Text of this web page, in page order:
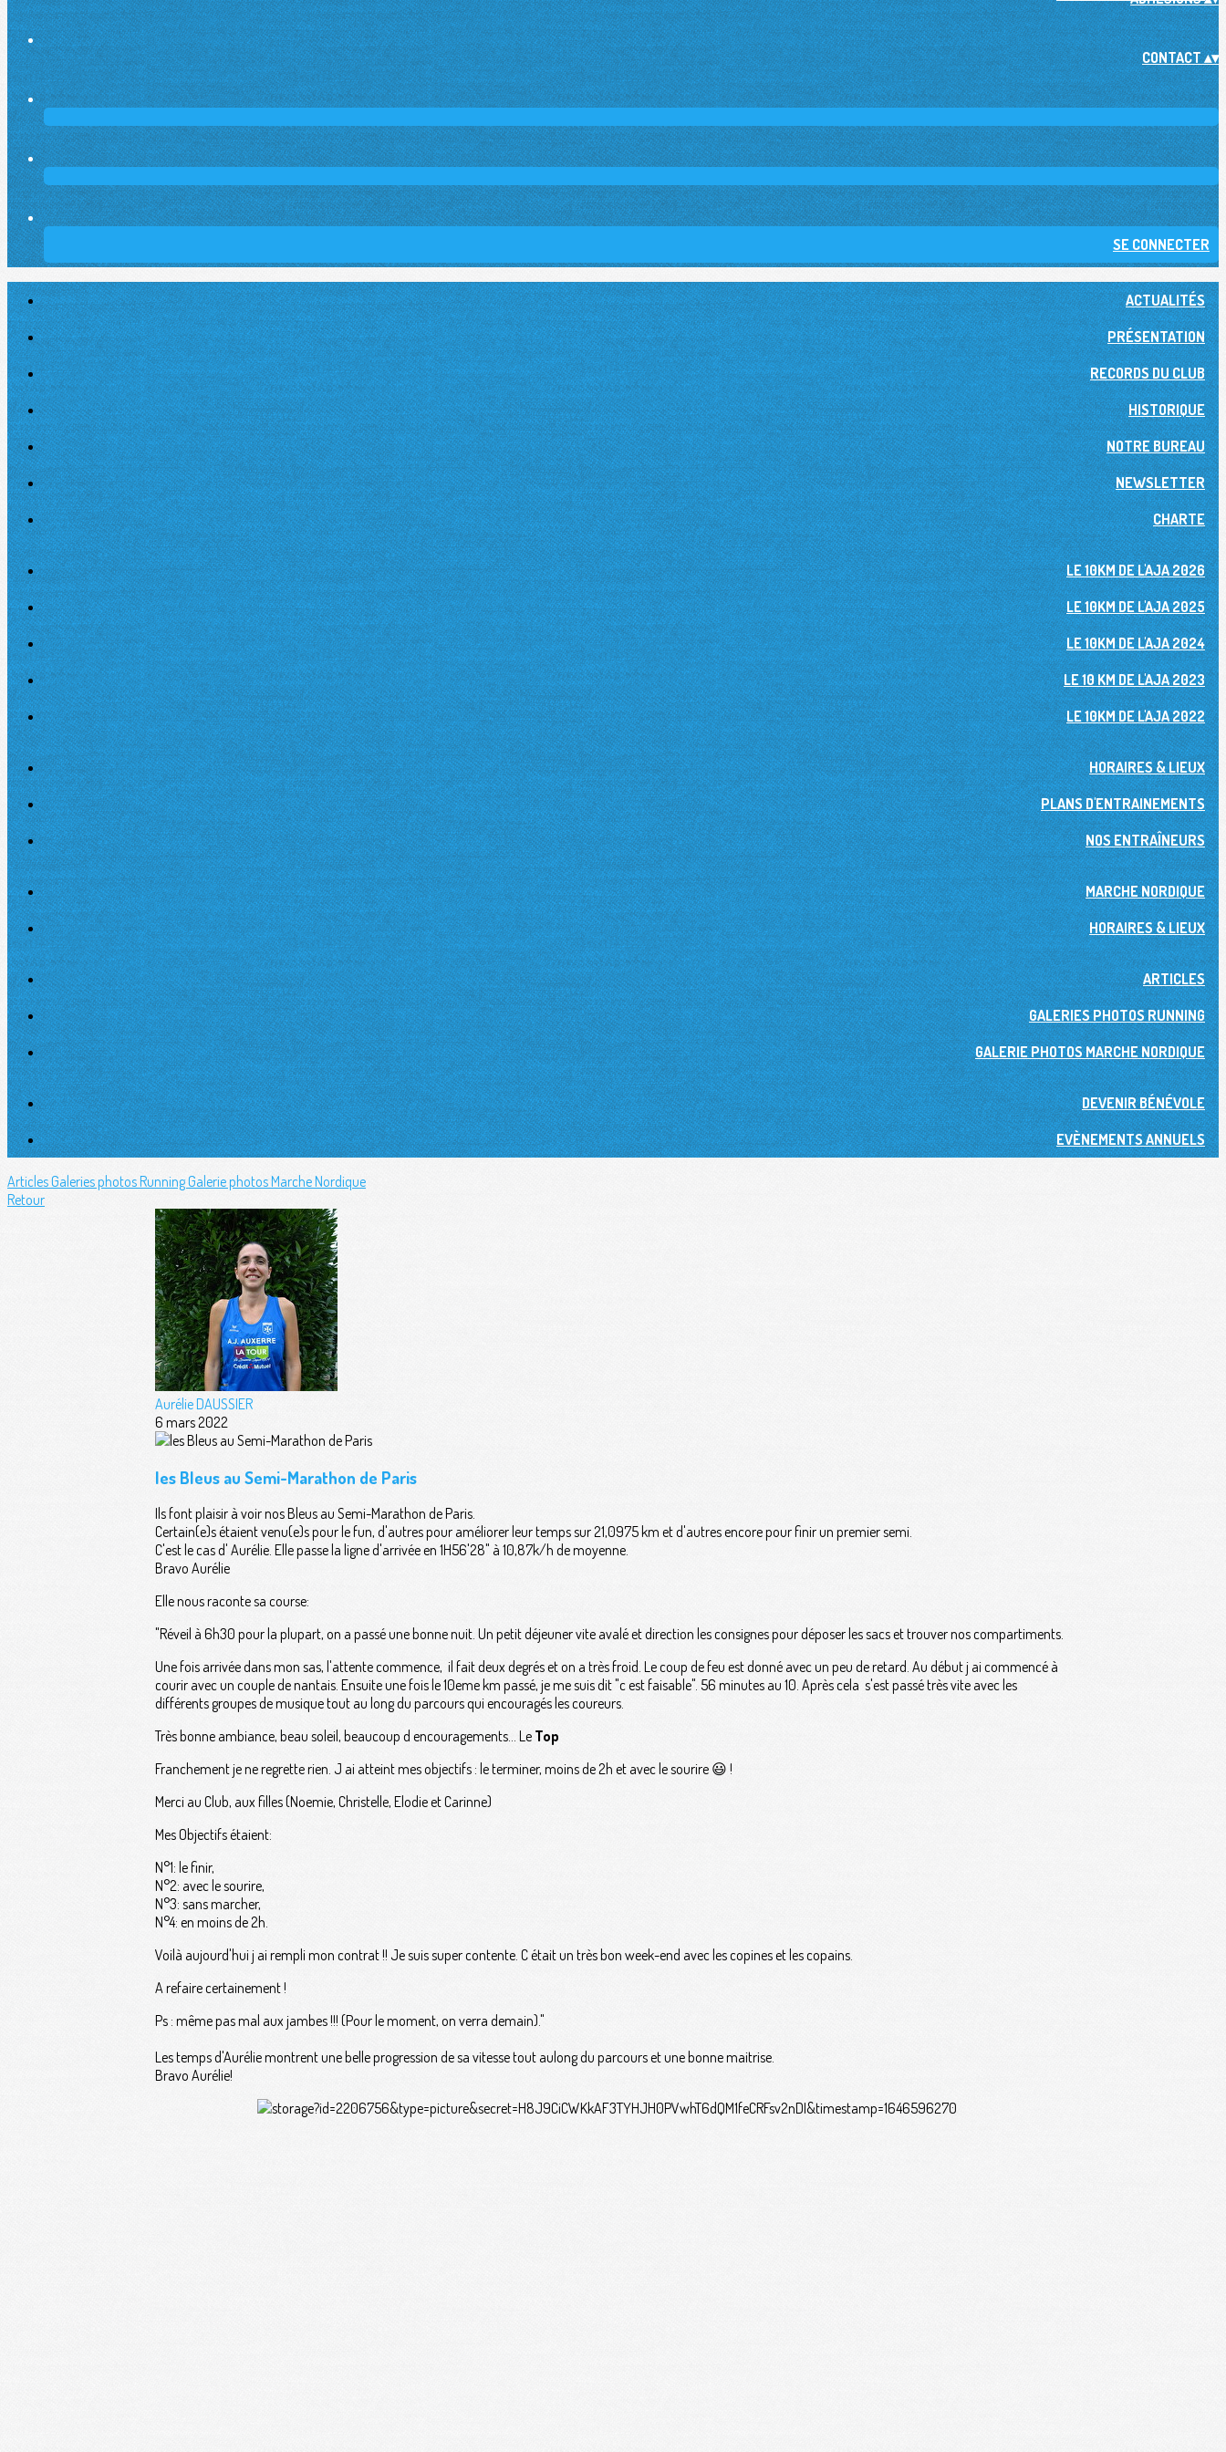
CONTACT▴▾
SE CONNECTER
ACTUALITÉS
PRÉSENTATION
RECORDS DU CLUB
HISTORIQUE
NOTRE BUREAU
NEWSLETTER
CHARTE
LE 10KM DE L'AJA 2026
LE 10KM DE L'AJA 2025
LE 10KM DE L'AJA 2024
LE 10 KM DE L'AJA 2023
LE 10KM DE L'AJA 2022
HORAIRES & LIEUX
PLANS D'ENTRAINEMENTS
NOS ENTRAÎNEURS
MARCHE NORDIQUE
HORAIRES & LIEUX
ARTICLES
GALERIES PHOTOS RUNNING
GALERIE PHOTOS MARCHE NORDIQUE
DEVENIR BÉNÉVOLE
EVÈNEMENTS ANNUELS
ArticlesGaleries photos RunningGalerie photos Marche Nordique
Retour
Aurélie DAUSSIER
6 mars 2022
les Bleus au Semi-Marathon de Paris
Ils font plaisir à voir nos Bleus au Semi-Marathon de Paris.
Certain(e)s étaient venu(e)s pour le fun, d'autres pour améliorer leur temps sur 21,0975 km et d'autres encore pour finir un premier semi.
C'est le cas d' Aurélie. Elle passe la ligne d'arrivée en 1H56'28" à 10,87k/h de moyenne.
Bravo Aurélie
Elle nous raconte sa course:
"Réveil à 6h30 pour la plupart, on a passé une bonne nuit. Un petit déjeuner vite avalé et direction les consignes pour déposer les sacs et trouver nos compartiments.
Une fois arrivée dans mon sas, l'attente commence, il fait deux degrés et on a très froid. Le coup de feu est donné avec un peu de retard. Au début j ai commencé à
courir avec un couple de nantais. Ensuite une fois le 10eme km passé, je me suis dit "c est faisable". 56 minutes au 10. Après cela s'est passé très vite avec les
différents groupes de musique tout au long du parcours qui encouragés les coureurs.
Très bonne ambiance, beau soleil, beaucoup d encouragements... Le Top
Franchement je ne regrette rien. J ai atteint mes objectifs : le terminer, moins de 2h et avec le sourire 😃 !
Merci au Club, aux filles (Noemie, Christelle, Elodie et Carinne)
Mes Objectifs étaient:
N°1: le finir,
N°2: avec le sourire,
N°3: sans marcher,
N°4: en moins de 2h.
Voilà aujourd'hui j ai rempli mon contrat !! Je suis super contente. C était un très bon week-end avec les copines et les copains.
A refaire certainement !
Ps : même pas mal aux jambes !!! (Pour le moment, on verra demain)."
Les temps d'Aurélie montrent une belle progression de sa vitesse tout aulong du parcours et une bonne maitrise.
Bravo Aurélie!